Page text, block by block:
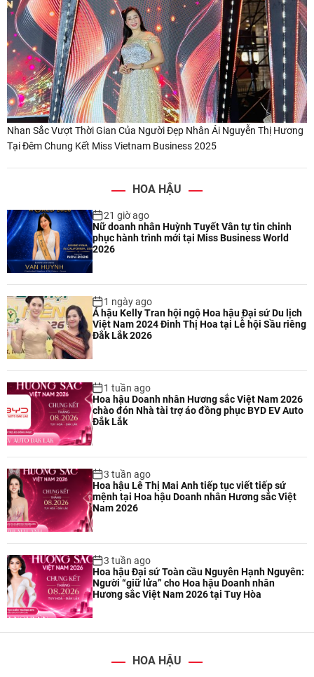
Nhan Sắc Vượt Thời Gian Của Người Đẹp Nhân Ái Nguyễn Thị Hương
Tại Đêm Chung Kết Miss Vietnam Business 2025
HOA HẬU
21 giờ ago
Nữ doanh nhân Huỳnh Tuyết Vân tự tin chinh
phục hành trình mới tại Miss Business World
2026
1 ngày ago
Á hậu Kelly Tran hội ngộ Hoa hậu Đại sứ Du lịch
Việt Nam 2024 Đinh Thị Hoa tại Lễ hội Sầu riêng
Đắk Lắk 2026
1 tuần ago
Hoa hậu Doanh nhân Hương sắc Việt Nam 2026
chào đón Nhà tài trợ áo đồng phục BYD EV Auto
Đắk Lắk
3 tuần ago
Hoa hậu Lê Thị Mai Anh tiếp tục viết tiếp sứ
mệnh tại Hoa hậu Doanh nhân Hương sắc Việt
Nam 2026
3 tuần ago
Hoa hậu Đại sứ Toàn cầu Nguyễn Hạnh Nguyên:
Người “giữ lửa” cho Hoa hậu Doanh nhân
Hương sắc Việt Nam 2026 tại Tuy Hòa
HOA HẬU